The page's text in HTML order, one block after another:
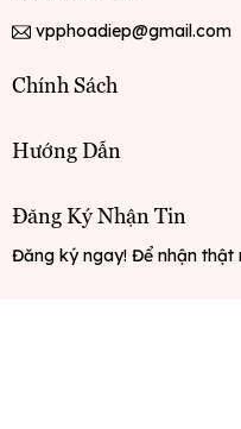
vpphoadiep@gmail.com
Chính Sách
Hướng Dẫn
Đăng Ký Nhận Tin
Đăng ký ngay! Để nhận thật